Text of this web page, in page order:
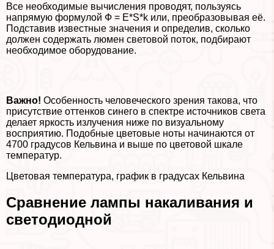
Все необходимые вычисления проводят, пользуясь
напрямую формулой Ф = E*S*k или, преобразовывая её.
Подставив известные значения и определив, сколько
должен содержать люмен световой поток, подбирают
необходимое оборудование.
Важно! Особенность человеческого зрения такова, что
присутствие оттенков синего в спектре источников света
делает яркость излучения ниже по визуальному
восприятию. Подобные цветовые ноты начинаются от
4700 градусов Кельвина и выше по цветовой шкале
температур.
Цветовая температура, график в градусах Кельвина
Сравнение лампы накаливания и
светодиодной